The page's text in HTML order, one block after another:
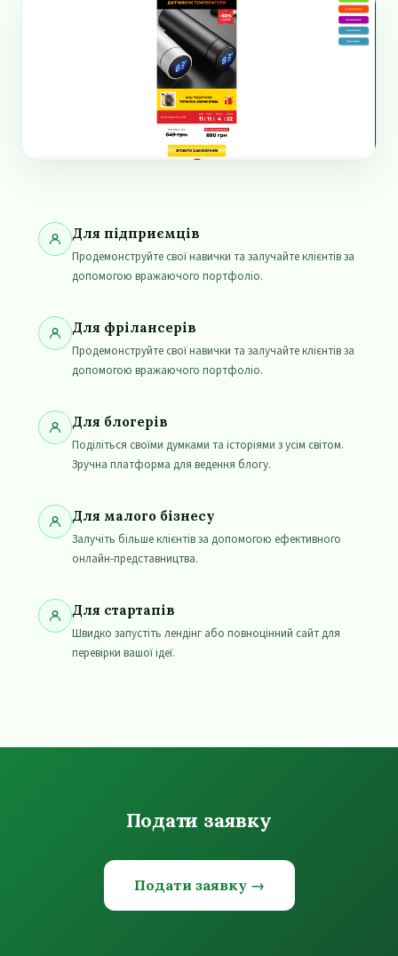
Для підприємців
Продемонструйте свої навички та залучайте клієнтів за
допомогою вражаючого портфоліо.
Для фрілансерів
Продемонструйте свої навички та залучайте клієнтів за
допомогою вражаючого портфоліо.
Для блогерів
Поділіться своїми думками та історіями з усім світом.
Зручна платформа для ведення блогу.
Для малого бізнесу
Залучіть більше клієнтів за допомогою ефективного
онлайн-представництва.
Для стартапів
Швидко запустіть лендінг або повноцінний сайт для
перевірки вашої ідеї.
Подати заявку
Подати заявку →